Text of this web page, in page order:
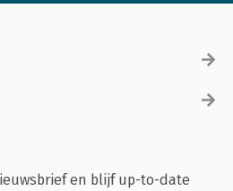
en blijf up-to-date